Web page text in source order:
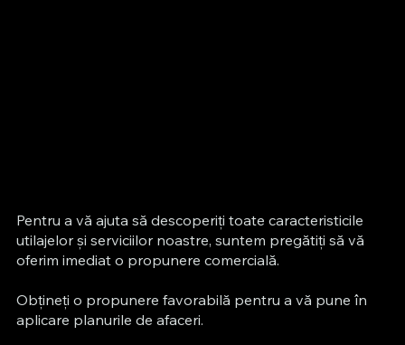
Pentru a vă ajuta să descoperiți toate caracteristicile
utilajelor și serviciilor noastre, suntem pregătiți să vă
oferim imediat o propunere comercială.
Obțineți o propunere favorabilă pentru a vă pune în
aplicare planurile de afaceri.